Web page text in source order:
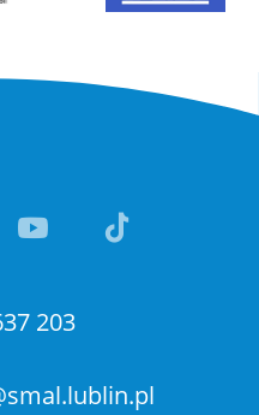
sie w nowej
otwiera sie w
Link otwiera
203